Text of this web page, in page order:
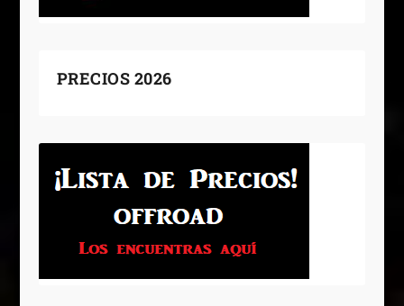
PRECIOS 2026